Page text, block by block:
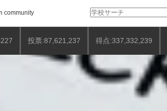
community
検
索:
投票:87,621,237 得点:337,332,239